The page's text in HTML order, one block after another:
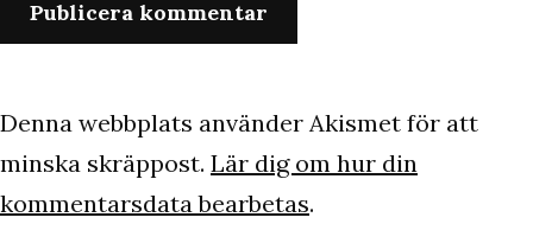
Denna webbplats använder Akismet för att
minska skräppost. Lär dig om hur din
kommentarsdata bearbetas.